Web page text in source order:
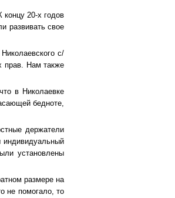
20-х годов
развивать свое
с/
прав. Нам также
в Николаевке
бедноте,
держатели
установлены
размере на
не помогало, то